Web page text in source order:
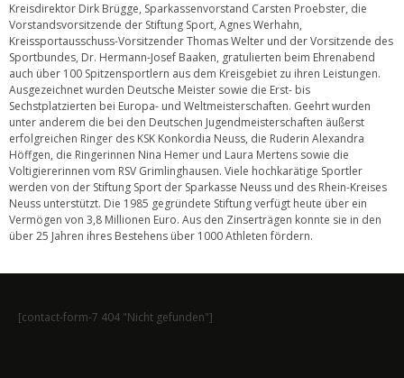
Kreisdirektor Dirk Brügge, Sparkassenvorstand Carsten Proebster, die
Vorstandsvorsitzende der Stiftung Sport, Agnes Werhahn,
Kreissportausschuss-Vorsitzender Thomas Welter und der Vorsitzende des
Sportbundes, Dr. Hermann-Josef Baaken, gratulierten beim Ehrenabend
auch über 100 Spitzensportlern aus dem Kreisgebiet zu ihren Leistungen.
Ausgezeichnet wurden Deutsche Meister sowie die Erst- bis
Sechstplatzierten bei Europa- und Weltmeisterschaften. Geehrt wurden
unter anderem die bei den Deutschen Jugendmeisterschaften äußerst
erfolgreichen Ringer des KSK Konkordia Neuss, die Ruderin Alexandra
Höffgen, die Ringerinnen Nina Hemer und Laura Mertens sowie die
Voltigiererinnen vom RSV Grimlinghausen. Viele hochkarätige Sportler
werden von der Stiftung Sport der Sparkasse Neuss und des Rhein-Kreises
Neuss unterstützt. Die 1985 gegründete Stiftung verfügt heute über ein
Vermögen von 3,8 Millionen Euro. Aus den Zinserträgen konnte sie in den
über 25 Jahren ihres Bestehens über 1000 Athleten fördern.
[contact-form-7 404 "Nicht gefunden"]